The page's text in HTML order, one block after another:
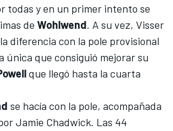
todas y en un primer intento se
de Wohlwend. A su vez, Visser
diferencia con la pole provisional
única que consiguió mejorar su
que llegó hasta la cuarta
se hacía con la pole, acompañada
Jamie Chadwick. Las 44